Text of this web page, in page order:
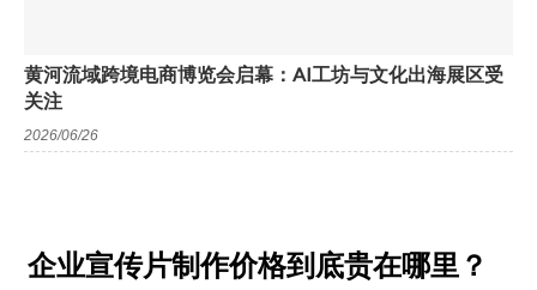
黄河流域跨境电商博览会启幕：AI工坊与文化出海展区受
关注
2026/06/26
企业宣传片制作价格到底贵在哪里？